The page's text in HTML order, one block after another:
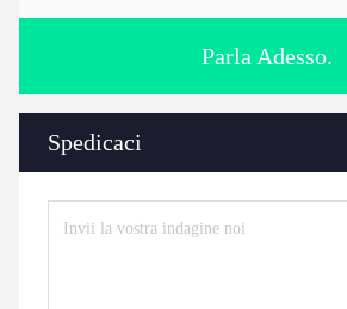
Parla Adesso.
Spedicaci